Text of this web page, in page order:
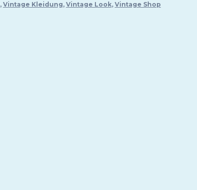
, Vintage Kleidung, Vintage Look, Vintage Shop